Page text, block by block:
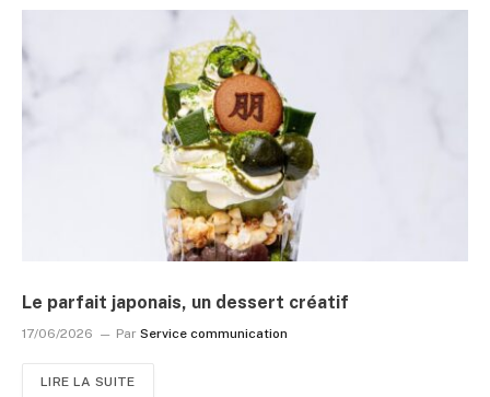
Le parfait japonais, un dessert créatif
17/06/2026 Par Service communication
LIRE LA SUITE